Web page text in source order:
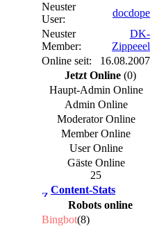
Neuster
User:
docdope
Neuster
Member:
DK-
Zippeeel
Online seit:
16.08.2007
Jetzt Online (0)
Haupt-Admin Online
Admin Online
Moderator Online
Member Online
User Online
Gäste Online
25
Content-Stats
Robots online
Bingbot(8)